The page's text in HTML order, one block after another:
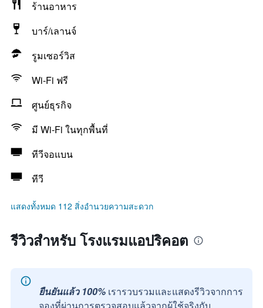
ร้านอาหาร
บาร์/เลานจ์
รูมเซอร์วิส
Wi-Fi ฟรี
ศูนย์ธุรกิจ
มี Wi-Fi ในทุกพื้นที่
ทีวีจอแบน
ทีวี
แสดงทั้งหมด 112 สิ่งอำนวยความสะดวก
รีวิวสำหรับ โรงแรมแอปริคอต
ยืนยันแล้ว 100% เรารวบรวมและแสดงรีวิวจากการ